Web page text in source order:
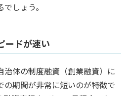
しょう。
ードが速い
治体の制度融資（創業融資）に
の期間が非常に短いのが特徴で